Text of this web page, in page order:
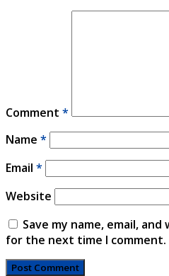
Comment *
Name *
Email *
Website
Save my name, email,
for the next time I comment.